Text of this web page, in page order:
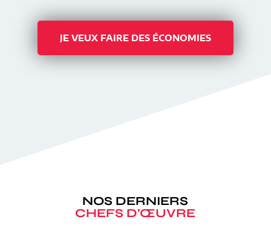
JE VEUX FAIRE DES ÉCONOMIES
NOS DERNIERS
CHEFS D’ŒUVRE